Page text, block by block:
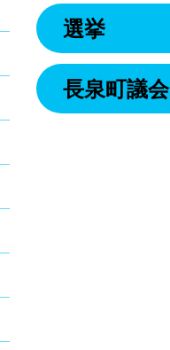
選挙
長泉町議会